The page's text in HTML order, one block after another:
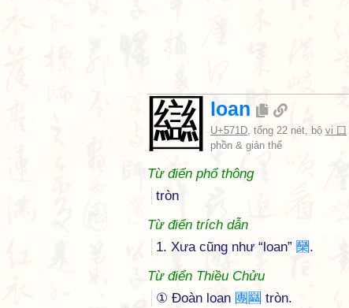
圝 loan
U+571D, tổng 22 nét, bộ vi 囗
phồn & giản thể
Từ điển phổ thông
tròn
Từ điển trích dẫn
1. Xưa cũng như “loan” 圞.
Từ điển Thiều Chửu
① Ðoàn loan 團 圝 tròn.